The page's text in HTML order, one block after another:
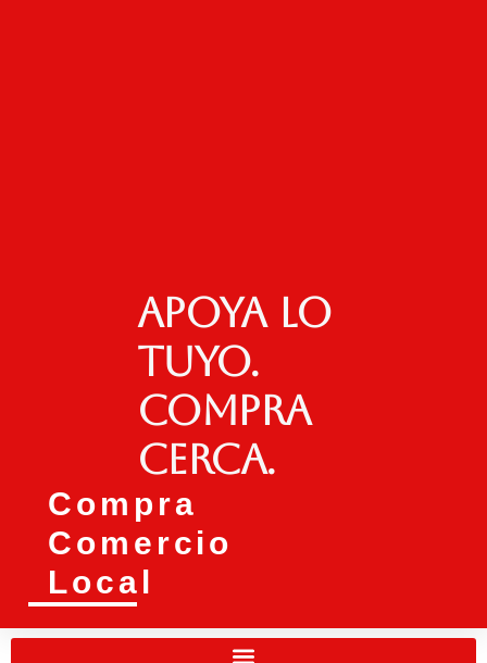
Apoya lo
tuyo.
Compra
cerca.
Compra
Comercio
Local